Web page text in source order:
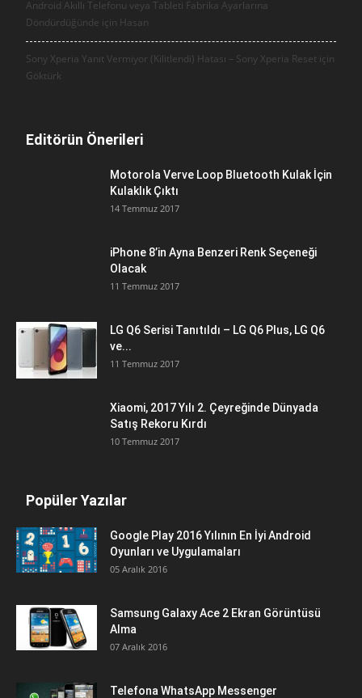
Android Akıllı Telefonu veya Tableti Fabrika Ayarlarına
Döndürdüğünde için Hasan
Sony Xperia Yanıt Vermiyor (Kilitlendi) Hatası – Sony Xperia Reset için
Göktürk
Editörün Önerileri
Motorola Verve Loop Bluetooth Kulak İçin
Kulaklık Çıktı
14 Temmuz 2017
iPhone 8’in Ayna Benzeri Renk Seçeneği
Olacak
11 Temmuz 2017
LG Q6 Serisi Tanıtıldı – LG Q6 Plus, LG Q6
ve...
11 Temmuz 2017
Xiaomi, 2017 Yılı 2. Çeyreğinde Dünyada
Satış Rekoru Kırdı
10 Temmuz 2017
Popüler Yazılar
Google Play 2016 Yılının En İyi Android
Oyunları ve Uygulamaları
05 Aralık 2016
Samsung Galaxy Ace 2 Ekran Görüntüsü
Alma
07 Aralık 2016
Telefona WhatsApp Messenger